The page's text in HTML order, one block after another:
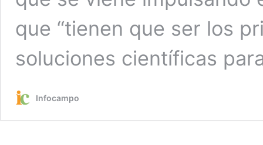
que “tienen que ser los
soluciones científicas
Infocampo